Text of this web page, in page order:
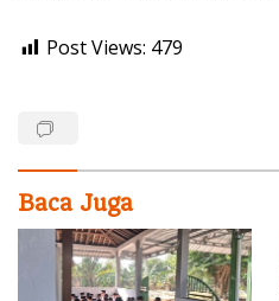
Post Views: 479
Baca Juga